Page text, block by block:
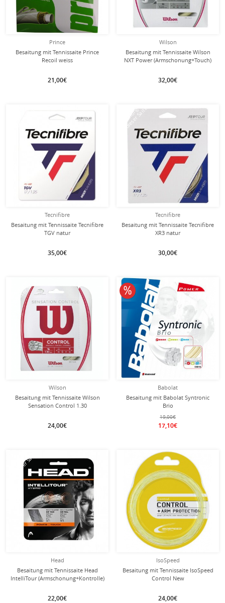
Prince
Besaitung mit Tennissaite Prince
Recoil weiss
21,00€
Wilson
Besaitung mit Tennissaite Wilson
NXT Power (Armschonung+Touch)
32,00€
Tecnifibre
Besaitung mit Tennissaite Tecnifibre
TGV natur
35,00€
mit dieser Saite
Tecnifibre
Besaitung mit Tennissaite Tecnifibre
XR3 natur
30,00€
Besaitung
mit dieser Saite
Wilson
Besaitung mit Tennissaite Wilson
Sensation Control 1.30
24,00€
Besaitung
mit dieser Saite
Babolat
Besaitung mit Babolat Syntronic
Brio
19,00€
17,10€
10% reduziert
Head
Besaitung mit Tennissaite Head
IntelliTour (Armschonung+Kontrolle)
22,00€
Besaitung
mit dieser Saite
IsoSpeed
Besaitung mit Tennissaite IsoSpeed
Control New
24,00€
Besaitung
mit dieser Saite